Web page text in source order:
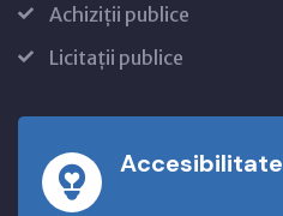
Achiziții publice
Licitații publice
Accesibilitate